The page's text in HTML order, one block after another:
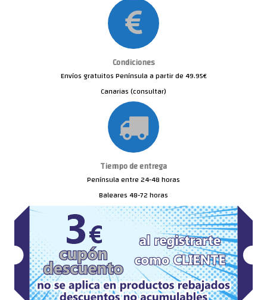
Condiciones
Envíos gratuitos Península a partir de 49.95€
Canarias (consultar)
Tiempo de entrega
Península entre 24-48 horas
Baleares 48-72 horas